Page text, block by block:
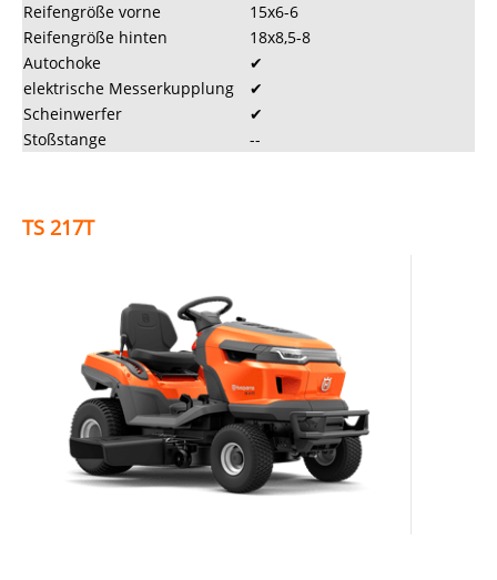
Reifengröße vorne
15x6-6
Reifengröße hinten
18x8,5-8
Autochoke
✔
elektrische Messerkupplung
✔
Scheinwerfer
✔
Stoßstange
--
TS 217T